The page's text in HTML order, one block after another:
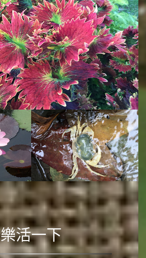
樂活一下